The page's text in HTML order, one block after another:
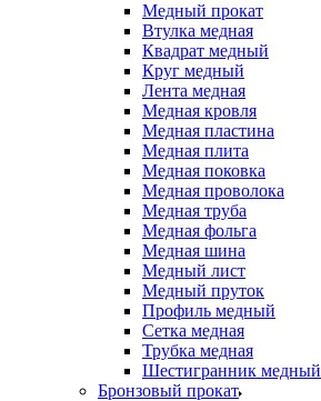
Медный прокат
Втулка медная
Квадрат медный
Круг медный
Лента медная
Медная кровля
Медная пластина
Медная плита
Медная поковка
Медная проволока
Медная труба
Медная фольга
Медная шина
Медный лист
Медный пруток
Профиль медный
Сетка медная
Трубка медная
Шестигранник медный
Бронзовый прокат